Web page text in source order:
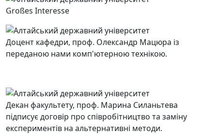
Großes Interesse
Доцент кафедри, проф. Олександр Мацюра із
переданою нами комп'ютерною технікою.
Декан факультету, проф. Марина Силаньтева
підписує договір про співробітництво та заміну
експериментів на альтернативні методи.